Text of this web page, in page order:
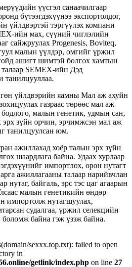
үүсгэл санаачилгаар
бүтээгдэхүүнээ экспортолдог,
үйлдвэртэй тэргүүлэх компани
ийн мах, сүүний чиглэлийн
сайжруулах Progenesis, Boviteq,
малын үүлдэр, омгийг үржил
ашигт шимтэй болгох хамтын
SEMEX-ийн Дэд
үйлдвэрийн яамны Мал аж ахуйн
газраас төрөөс мал аж
бодлого, малын генетик, удмын сан,
эрх зүйн орчин, эрчимжсэн мал аж
танилцуулсан юм.
ажиллахад хоёр талын эрх зүйн
шаардлага байна. Удаах хурлаар
импортлох, орон нутагт
ажиллагааны талаар нарийвчлан
нутаг, байгаль, эрс тэс цаг агаарын
малын генетикийн өндөр
импортолж нутагшуулах,
судалгаа, үржил селекцийн
боломж байна гэж үзэж байна.
sexxx.top.txt): failed to open
in
getlink/index.php on line 27